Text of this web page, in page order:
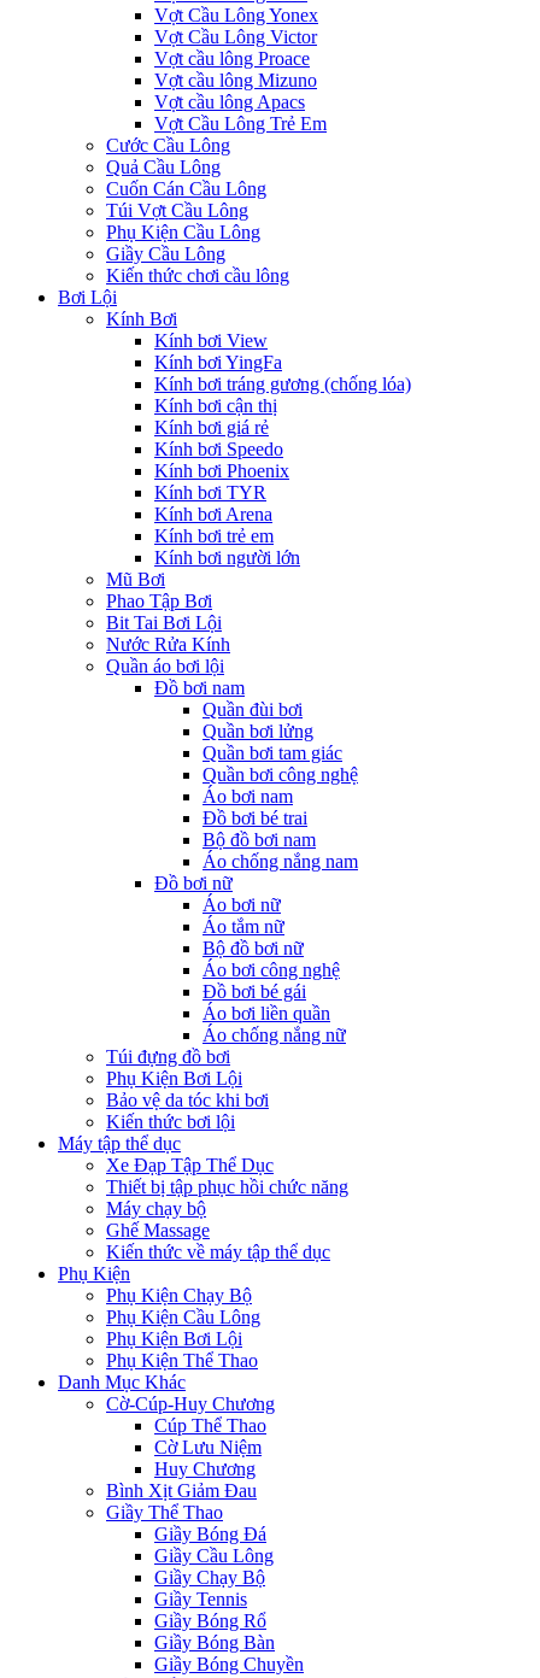
Vợt Cầu Lông Yonex
Vợt Cầu Lông Victor
Vợt cầu lông Proace
Vợt cầu lông Mizuno
Vợt cầu lông Apacs
Vợt Cầu Lông Trẻ Em
Cước Cầu Lông
Quả Cầu Lông
Cuốn Cán Cầu Lông
Túi Vợt Cầu Lông
Phụ Kiện Cầu Lông
Giầy Cầu Lông
Kiến thức chơi cầu lông
Bơi Lội
Kính Bơi
Kính bơi View
Kính bơi YingFa
Kính bơi tráng gương (chống lóa)
Kính bơi cận thị
Kính bơi giá rẻ
Kính bơi Speedo
Kính bơi Phoenix
Kính bơi TYR
Kính bơi Arena
Kính bơi trẻ em
Kính bơi người lớn
Mũ Bơi
Phao Tập Bơi
Bit Tai Bơi Lội
Nước Rửa Kính
Quần áo bơi lội
Đồ bơi nam
Quần đùi bơi
Quần bơi lửng
Quần bơi tam giác
Quần bơi công nghệ
Áo bơi nam
Đồ bơi bé trai
Bộ đồ bơi nam
Áo chống nắng nam
Đồ bơi nữ
Áo bơi nữ
Áo tắm nữ
Bộ đồ bơi nữ
Áo bơi công nghệ
Đồ bơi bé gái
Áo bơi liền quần
Áo chống nắng nữ
Túi đựng đồ bơi
Phụ Kiện Bơi Lội
Bảo vệ da tóc khi bơi
Kiến thức bơi lội
Máy tập thể dục
Xe Đạp Tập Thể Dục
Thiết bị tập phục hồi chức năng
Máy chạy bộ
Ghế Massage
Kiến thức về máy tập thể dục
Phụ Kiện
Phụ Kiện Chạy Bộ
Phụ Kiện Cầu Lông
Phụ Kiện Bơi Lội
Phụ Kiện Thể Thao
Danh Mục Khác
Cờ-Cúp-Huy Chương
Cúp Thể Thao
Cờ Lưu Niệm
Huy Chương
Bình Xịt Giảm Đau
Giầy Thể Thao
Giầy Bóng Đá
Giầy Cầu Lông
Giầy Chạy Bộ
Giầy Tennis
Giầy Bóng Rổ
Giầy Bóng Bàn
Giầy Bóng Chuyền